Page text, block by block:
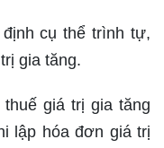
cụ thể trình tự,
gia tăng.
giá trị gia tăng
lập hóa đơn giá trị